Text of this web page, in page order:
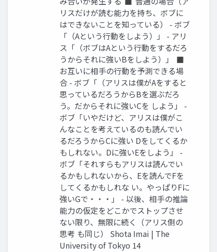
リスだけが読む能力を持ち、ボブに
はできないことを知っている） - ボブ
「（Aという行動をしよう）」 - アリ
ス「（ボブはAという行動をするだろ
うからそれに強いBをしよう）」 ◼
お互いに相手の行動を予測できる場
合 - ボブ「（アリスは僕がAをすると
思っているだろうからBを選ぶだろ
う。だからそれに強いCを しよう」 -
ボブ「いやだけど、アリスは僕がこ
んなことを考えているのも読んでい
るだろうからCに強い Dをしてくるか
もしれない。Dに強いEをしよう」 -
ボブ「それすらもアリスは読んでい
るかもしれないから、Eを読んでFを
してくるかもしれな い。やっぱりFに
強いGで・・・」 - 以後、相手の推論
能力の仮定をどこかでストップさせ
ない限り、無限に続く（アリス側の
思考 も同じ） Shota Imai | The
University of Tokyo 14